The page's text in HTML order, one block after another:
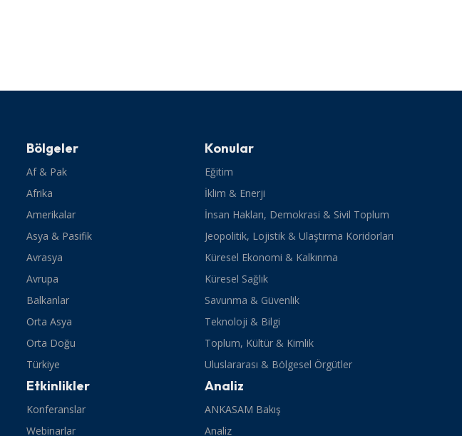
Bölgeler
Af & Pak
Afrika
Amerikalar
Asya & Pasifik
Avrasya
Avrupa
Balkanlar
Orta Asya
Orta Doğu
Türkiye
Etkinlikler
Konferanslar
Webinarlar
Konular
Eğitim
İklim & Enerji
İnsan Hakları, Demokrasi & Sivil Toplum
Jeopolitik, Lojistik & Ulaştırma Koridorları
Küresel Ekonomi & Kalkınma
Küresel Sağlık
Savunma & Güvenlik
Teknoloji & Bilgi
Toplum, Kültür & Kimlik
Uluslararası & Bölgesel Örgütler
Analiz
ANKASAM Bakış
Analiz